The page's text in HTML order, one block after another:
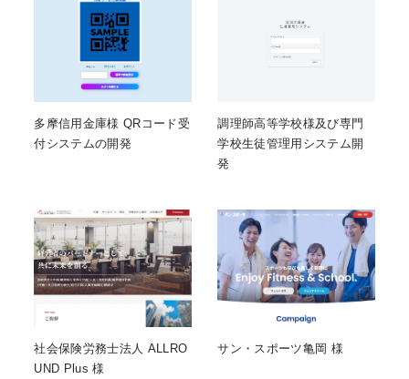
多摩信用金庫様 QRコード受
付システムの開発
調理師高等学校様及び専門
学校生徒管理用システム開
発
社会保険労務士法人 ALLRO
UND Plus 様
サン・スポーツ亀岡 様